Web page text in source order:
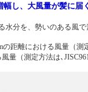
し、大風量が髪に届く
水分を、勢いのある風
距離における風量（測
量（測定方法は､